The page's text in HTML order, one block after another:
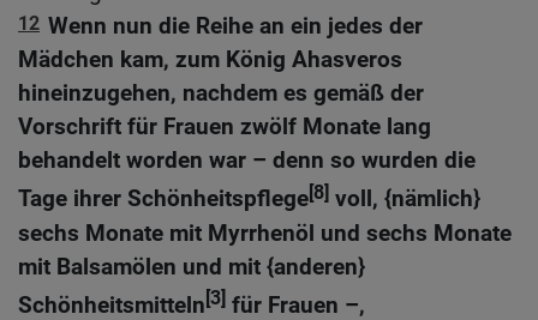
12 Wenn nun die Reihe an ein jedes der
Mädchen kam, zum König Ahasveros
hineinzugehen, nachdem es gemäß der
Vorschrift für Frauen zwölf Monate lang
behandelt worden war – denn so wurden die
Tage ihrer Schönheitspflege[8] voll, {nämlich}
sechs Monate mit Myrrhenöl und sechs Monate
mit Balsamölen und mit {anderen}
Schönheitsmitteln [3] für Frauen –,